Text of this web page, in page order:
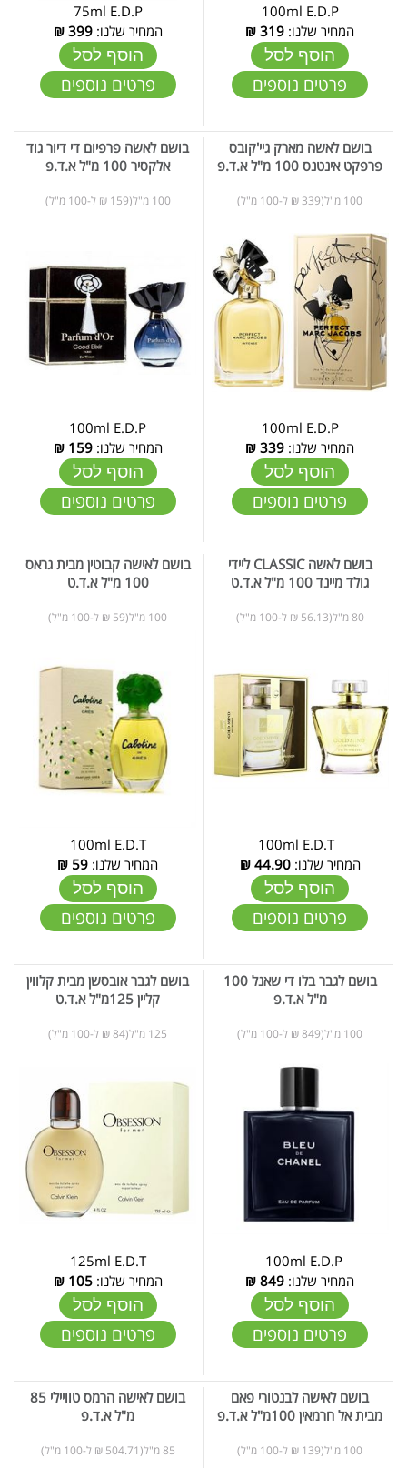
100ml E.D.P
המחיר שלנו: 319
₪
הוסף לסל
פרטים נוספים
75ml E.D.P
המחיר שלנו:399
₪
הוסף לסל
פרטים נוספים
בושם לאשה מארק גיי'קובס
פרפקט אינטנס 100 מ"ל א.ד.פ
100 מ"ל(339 ₪ ל-100 מ"ל)
100ml E.D.P
המחיר שלנו: 339
₪
הוסף לסל
פרטים נוספים
בושם לאשה פרפיום די דיור גוד
אלקסיר 100 מ"ל א.ד.פ
100 מ"ל(159 ₪ ל-100 מ"ל)
100ml E.D.P
המחיר שלנו:159
₪
הוסף לסל
פרטים נוספים
בושם לאשה CLASSIC ליידי
גולד מיינד 100 מ"ל א.ד.ט
80 מ"ל(56.13 ₪ ל-100 מ"ל)
100ml E.D.T
המחיר שלנו:44.90
₪
הוסף לסל
פרטים נוספים
בושם לאישה קבוטין מבית גראס
100 מ"ל א.ד.ט
100 מ"ל(59 ₪ ל-100 מ"ל)
100ml E.D.T
המחיר שלנו: 59
₪
הוסף לסל
פרטים נוספים
בושם לגבר בלו די שאנל 100
מ"ל א.ד.פ
100 מ"ל(849 ₪ ל-100 מ"ל)
100ml E.D.P
המחיר שלנו: 849
₪
הוסף לסל
פרטים נוספים
בושם לגבר אובסשן מבית קלווין
קליין 125מ"ל א.ד.ט
125 מ"ל(84 ₪ ל-100 מ"ל)
125ml E.D.T
המחיר שלנו:105
₪
הוסף לסל
פרטים נוספים
בושם לאישה לבנטורי פאם
מבית אל חרמאין 100מ"ל א.ד.פ
100 מ"ל(139 ₪ ל-100 מ"ל)
בושם לאישה הרמס טוויילי 85
מ"ל א.ד.פ
85 מ"ל(504.71 ₪ ל-100 מ"ל)